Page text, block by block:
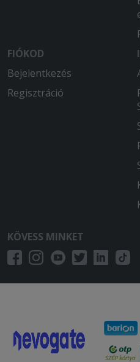
FIÓKOD
Bejelentkezés
Regisztráció
KÖVESS MINKET